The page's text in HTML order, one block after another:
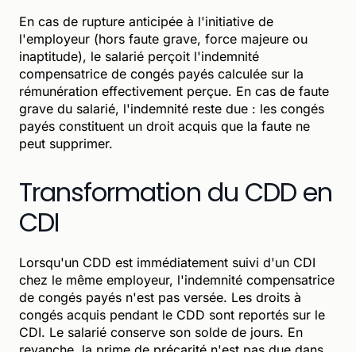
En cas de rupture anticipée à l'initiative de
l'employeur (hors faute grave, force majeure ou
inaptitude), le salarié perçoit l'indemnité
compensatrice de congés payés calculée sur la
rémunération effectivement perçue. En cas de faute
grave du salarié, l'indemnité reste due : les congés
payés constituent un droit acquis que la faute ne
peut supprimer.
Transformation du CDD en
CDI
Lorsqu'un CDD est immédiatement suivi d'un CDI
chez le même employeur, l'indemnité compensatrice
de congés payés n'est pas versée. Les droits à
congés acquis pendant le CDD sont reportés sur le
CDI. Le salarié conserve son solde de jours. En